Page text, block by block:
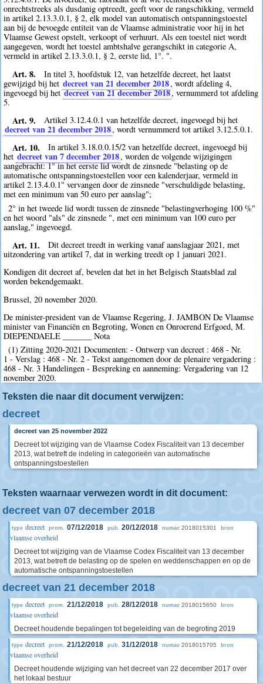
onrechtstreeks als dusdanig optreedt, geeft voor de rangschikking, vermeld
in artikel 2.13.3.0.1, § 2, elk model van automatisch ontspanningstoestel
aan bij de bevoegde entiteit van de Vlaamse administratie voor hij in het
Vlaamse Gewest opstelt, verkoopt of verhuurt. Als een toestel niet wordt
aangegeven, wordt het toestel ambtshalve gerangschikt in categorie A,
vermeld in artikel 2.13.3.0.1, § 2, eerste lid, 1°. ".
Art. 8.
In titel 3, hoofdstuk 12, van hetzelfde decreet, het laatst
gewijzigd bij het decreet van 21 december 2018, wordt afdeling 4,
ingevoegd bij hetdecreet van 21 december 2018, vernummerd tot afdeling
5.
Art. 9. Artikel 3.12.4.0.1 van hetzelfde decreet, ingevoegd bij het
decreet van 21 december 2018, wordt vernummerd tot artikel 3.12.5.0.1.
Art. 10.
In artikel 3.18.0.0.15/2 van hetzelfde decreet, ingevoegd bij
het decreet van 7 december 2018, worden de volgende wijzigingen
aangebracht: 1° in het eerste lid wordt de zinsnede "belasting op de
automatische ontspanningstoestellen voor een kalenderjaar, vermeld in
artikel 2.13.4.0.1" vervangen door de zinsnede "verschuldigde belasting,
met een minimum van 50 euro per aanslag";
2° in het tweede lid wordt tussen de zinsnede "belastingverhoging 100 %"
en het woord "als" de zinsnede ", met een minimum van 100 euro per
aanslag," ingevoegd.
Art. 11.
Dit decreet treedt in werking vanaf aanslagjaar 2021, met
uitzondering van artikel 7, dat in werking treedt op 1 januari 2021.
Kondigen dit decreet af, bevelen dat het in het Belgisch Staatsblad zal
worden bekendgemaakt.
Brussel, 20 november 2020.
De minister-president van de Vlaamse Regering, J. JAMBON De Vlaamse
minister van Financiën en Begroting, Wonen en Onroerend Erfgoed, M.
DIEPENDAELE _______ Nota
(1) Zitting 2020-2021 Documenten: - Ontwerp van decreet : 468 - Nr.
1 - Verslag : 468 - Nr. 2 - Tekst aangenomen door de plenaire vergadering :
468 - Nr. 3 Handelingen - Bespreking en aanneming: Vergadering van 12
november 2020.
Teksten die naar dit document verwijzen:
decreet
decreet van 25 november 2022
Decreet tot wijziging van de Vlaamse Codex Fiscaliteit van 13 december
2013, wat betreft de indeling in categorieën van automatische
ontspanningstoestellen
Teksten waarnaar verwezen wordt in dit document:
decreet van 07 december 2018
type decreet prom. 07/12/2018 pub. 20/12/2018 numac 2018015301 bron
vlaamse overheid
Decreet tot wijziging van de Vlaamse Codex Fiscaliteit van 13 december
2013, wat betreft de belasting op de spelen en weddenschappen en op de
automatische ontspanningstoestellen
decreet van 21 december 2018
type decreet prom. 21/12/2018 pub. 28/12/2018 numac 2018015650 bron
vlaamse overheid
Decreet houdende bepalingen tot begeleiding van de begroting 2019
type decreet prom. 21/12/2018 pub. 31/12/2018 numac 2018015705 bron
vlaamse overheid
Decreet houdende wijziging van het decreet van 22 december 2017 over
het lokaal bestuur